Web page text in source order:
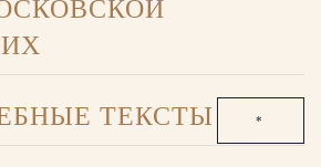
ТЕКСТЫ